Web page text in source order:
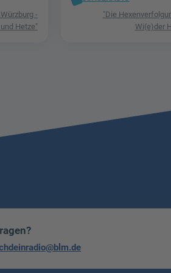
-
Hetze"
"Die
Wi(e)der